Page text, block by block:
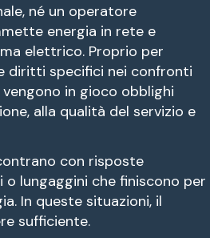
né un operatore
energia in rete e
elettrico. Proprio per
diritti specifici nei confronti
in gioco obblighi
alla qualità del servizio e
con risposte
lungaggini che finiscono per
In queste situazioni, il
sufficiente.